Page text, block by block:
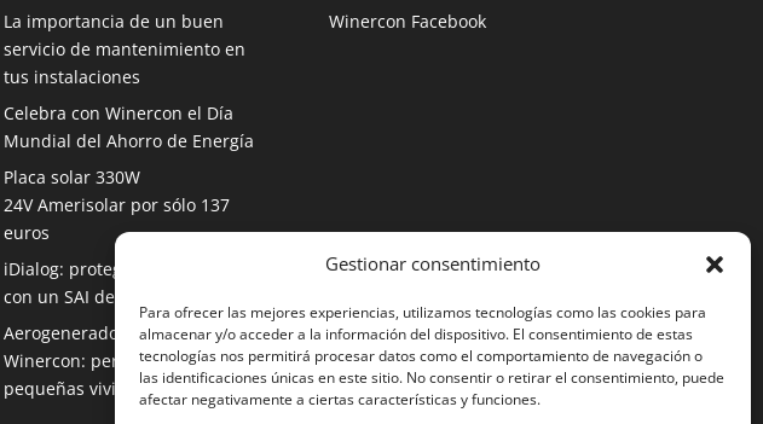
Gestionar consentimiento
Para ofrecer las mejores experiencias, utilizamos tecnologías como las cookies para
almacenar y/o acceder a la información del dispositivo. El consentimiento de estas
tecnologías nos permitirá procesar datos como el comportamiento de navegación o
las identificaciones únicas en este sitio. No consentir o retirar el consentimiento, puede
afectar negativamente a ciertas características y funciones.
La importancia de un buen
servicio de mantenimiento en
tus instalaciones
Celebra con Winercon el Día
Mundial del Ahorro de Energía
Placa solar 330W
24V Amerisolar por sólo 137
euros
iDialog: protege tus equipos
con un SAI de fácil instalación
Aerogenerador 1500W de
Winercon: perfecto para
pequeñas viviendas
Winercon Facebook